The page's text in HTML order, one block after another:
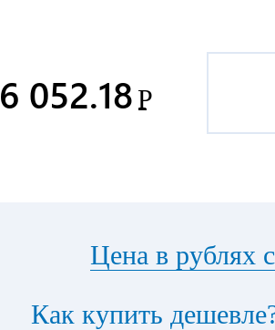
6 052.18Р
Цена в рублях
Как купить